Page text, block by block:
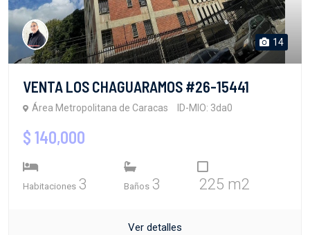
14
VENTA LOS CHAGUARAMOS #26-15441
Área Metropolitana de Caracas ID-MIO: 3da0
$ 140,000
Habitaciones 3 Baños 3 225 m2
Ver detalles